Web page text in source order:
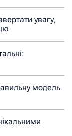
увагу,
модель